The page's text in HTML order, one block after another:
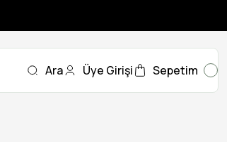
Ara Üye Girişi Sepetim